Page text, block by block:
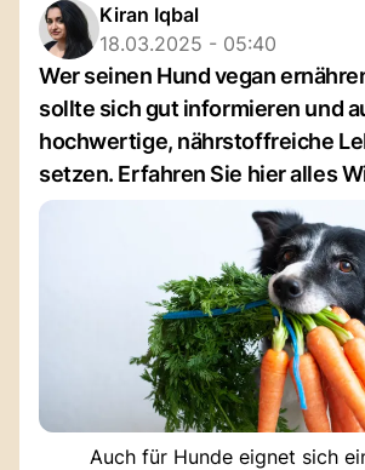
Kiran Iqbal
18.03.2025 - 05:40
Wer seinen Hund vegan
sollte sich gut informieren und
hochwertige, nährstoffreiche
setzen. Erfahren Sie hier alles
Auch für Hunde eignet sich